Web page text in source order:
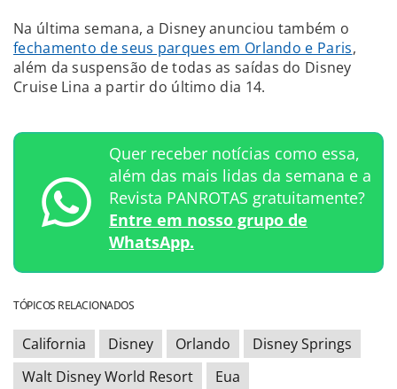
Na última semana, a Disney anunciou também o
fechamento de seus parques em Orlando e Paris,
além da suspensão de todas as saídas do Disney
Cruise Lina a partir do último dia 14.
Quer receber notícias como essa,
além das mais lidas da semana e a
Revista PANROTAS gratuitamente?
Entre em nosso grupo de
WhatsApp.
TÓPICOS RELACIONADOS
California Disney Orlando
Disney Springs
Walt Disney World Resort
Eua